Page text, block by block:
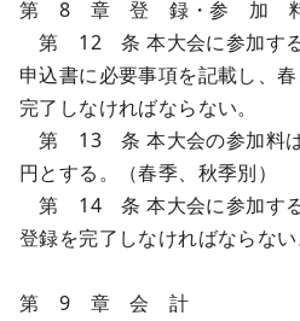
第 8 章 登 録・参 加
第 12 条 本大会に参加する
申込書に必要事項を記載し、春
完了しなければならない。
第 13 条 本大会の参加料
円とする。（春季、秋季別）
第 14 条 本大会に参加する
登録を完了しなければならない
第 9 章 会 計